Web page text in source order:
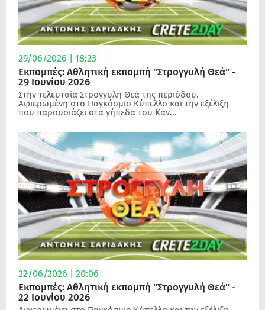
29/06/2026 | 18:23
Εκπομπές: Αθλητική εκπομπή "Στρογγυλή Θεά" -
29 Ιουνίου 2026
Στην τελευταία Στρογγυλή Θεά της περιόδου.
Αφιερωμένη στο Παγκόσμιο Κύπελλο και την εξέλιξη
που παρουσιάζει στα γήπεδα του Καν...
22/06/2026 | 20:06
Εκπομπές: Αθλητική εκπομπή "Στρογγυλή Θεά" -
22 Ιουνίου 2026